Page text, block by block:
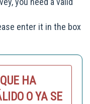
enter it in the box
HA
O YA SE